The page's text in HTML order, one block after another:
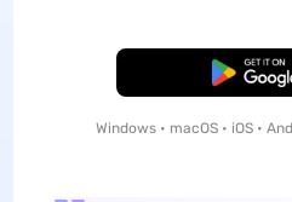
Ücretsiz
Windows • macOS • iOS •